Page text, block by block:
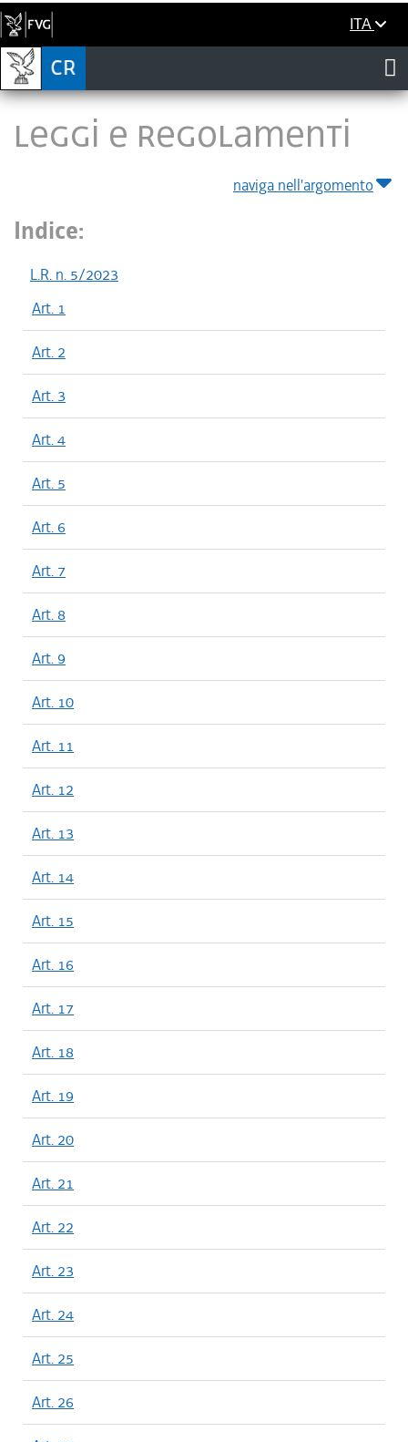
ITA
LEGGI E REGOLAMENTI
naviga nell'argomento
Indice:
L.R. n. 5/2023
Art. 1
Art. 2
Art. 3
Art. 4
Art. 5
Art. 6
Art. 7
Art. 8
Art. 9
Art. 10
Art. 11
Art. 12
Art. 13
Art. 14
Art. 15
Art. 16
Art. 17
Art. 18
Art. 19
Art. 20
Art. 21
Art. 22
Art. 23
Art. 24
Art. 25
Art. 26